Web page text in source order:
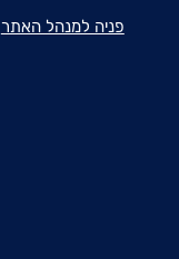
פניה למנהל האתר